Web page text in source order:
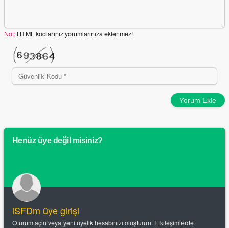
Not: HTML kodlarınız yorumlarınıza eklenmez!
Yorum Ekle
Henüz üye değil misiniz?
iSFDm üye girişi
Oturum açın veya yeni üyelik hesabınızı oluşturun. Etkileşimlerde